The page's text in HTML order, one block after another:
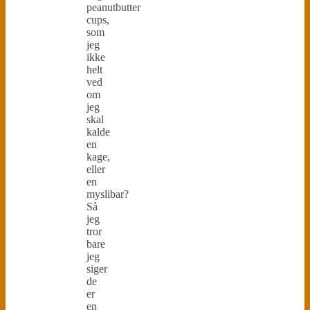
peanutbutter
cups,
som
jeg
ikke
helt
ved
om
jeg
skal
kalde
en
kage,
eller
en
myslibar?
Så
jeg
tror
bare
jeg
siger
de
er
en